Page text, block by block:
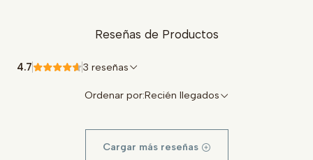
Reseñas de Productos
4.7 3 reseñas
Ordenar por:Recién llegados
Cargar más reseñas